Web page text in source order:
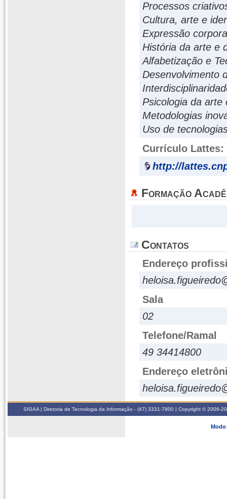
Processos
Cultura, arte e
Expressão
História da arte e
Alfabetização e
Desenvolvimento
Psicologia da arte
Metodologias
Uso de
Currículo Lattes:
http://
Formação
Contatos
Endereço
Sala
02
Telefone/Ramal
49 34414800
Endereço
SIGAA | Diretoria de Tecnologia da Informação - (47) 3331-7800 | Copyright © 2006-
Modo